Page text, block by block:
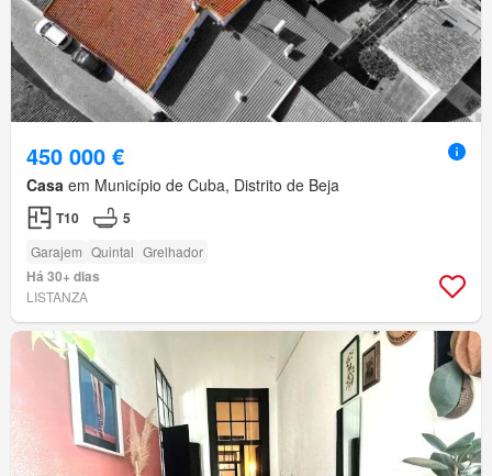
450 000 €
Casa em Município de Cuba, Distrito de Beja
T10 5
Garajem Quintal Grelhador
Há 30+ dias
LISTANZA